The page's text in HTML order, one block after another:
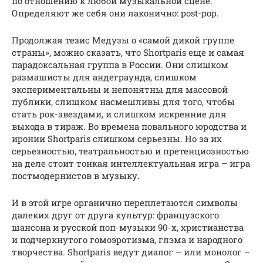
Определяют же себя они лаконично: post-pop.
Продолжая тезис Медузы о «самой дикой группе
страны», можно сказать, что Shortparis еще и самая
парадоксальная группа в России. Они слишком
размашисты для андеграунда, слишком
экспериментальны и непонятны для массовой
публики, слишком насмешливы для того, чтобы
стать рок-звездами, и слишком искренние для
выхода в тираж. Во времена повального юродства и
иронии Shortparis слишком серьезны. Но за их
серьезностью, театральностью и претенциозностью
на деле стоит тонкая интеллектуальная игра – игра
постмодернистов в музыку.
И в этой игре органично переплетаются символы
далеких друг от друга культур: французского
шансона и русской поп-музыки 90-х, христианства
и подчеркнутого гомоэротизма, глэма и народного
творчества. Shortparis ведут диалог – или монолог –